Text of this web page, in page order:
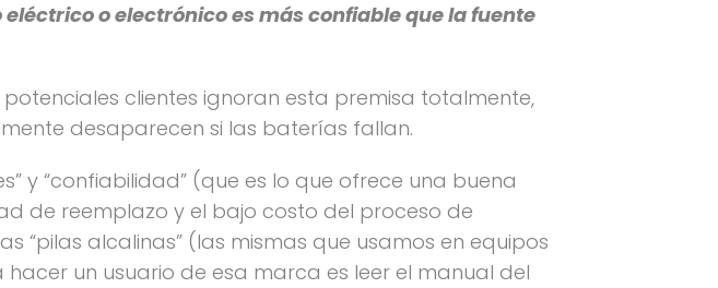
o electrónico es más confiable que la fuente
clientes ignoran esta premisa totalmente,
desaparecen si las baterías fallan.
y “confiabilidad” (que es lo que ofrece una buena
de reemplazo y el bajo costo del proceso de
alcalinas” (las mismas que usamos en equipos
un usuario de esa marca es leer el manual del